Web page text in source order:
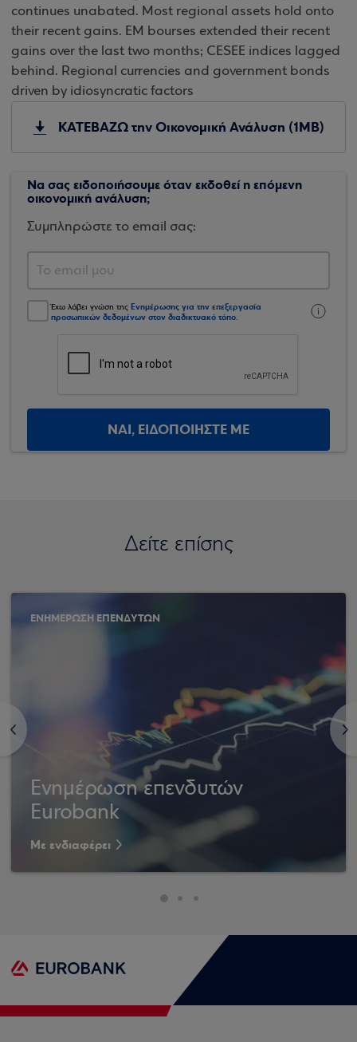
continues unabated. Most regional assets hold onto
their recent gains. EM bourses extended their recent
gains over the last two months; CESEE indices lagged
behind. Regional currencies and government bonds
driven by idiosyncratic factors
ΚΑΤΕΒΑΖΩ την Οικονομική Ανάλυση (1MB)
Να σας ειδοποιήσουμε όταν εκδοθεί η επόμενη
οικονομική ανάλυση;
Συμπληρώστε το email σας:
Έχω λάβει γνώση της Ενημέρωσης για την επεξεργασία
προσωπικών δεδομένων στον διαδικτυακό τόπο.
ΝΑΙ, ΕΙΔΟΠΟΙΗΣΤΕ ΜΕ
Δείτε επίσης
<
ΕΝΗΜΕΡΩΣΗ ΕΠΕΝΔΥΤΩΝ
Ενημέρωση επενδυτών
Eurobank
Με ενδιαφέρει
>